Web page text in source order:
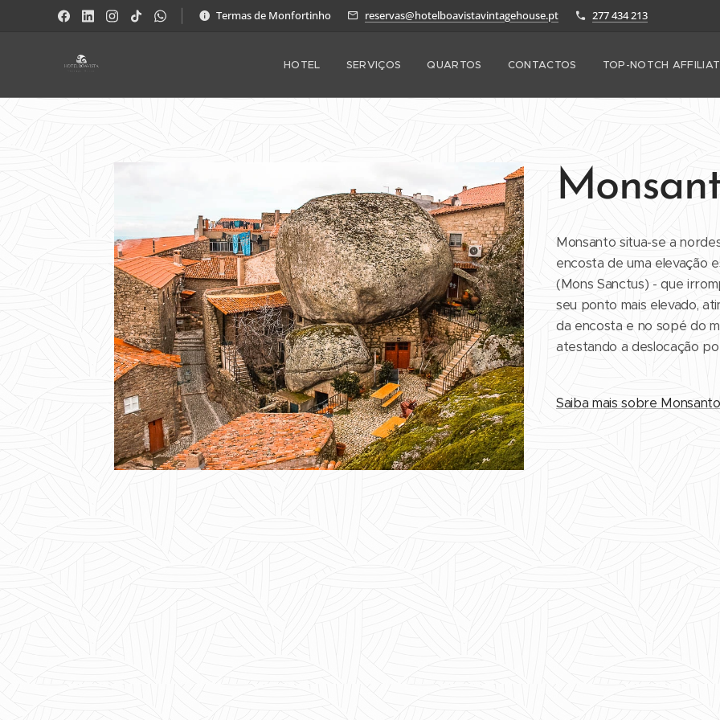
Termas de Monfortinho reservas@hotelboavistavintagehouse.pt 277 434 213
HOTEL SERVIÇOS QUARTOS CONTACTOS TOP-NOTCH
Monsanto situa-se a
encosta de uma elevação
(Mons Sanctus) - que
seu ponto mais elevado,
da encosta e no sopé do
atestando a deslocação
Saiba mais sobre